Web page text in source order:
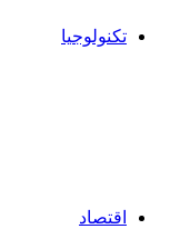
تكنولوجيا
اقتصاد